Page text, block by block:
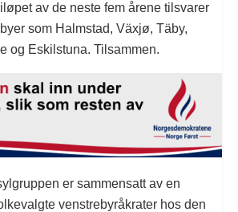
av de neste fem årene tilsvarer
som Halmstad, Växjø, Täby,
og Eskilstuna. Tilsammen.
er sammensatt av en
venstrebyråkrater hos den